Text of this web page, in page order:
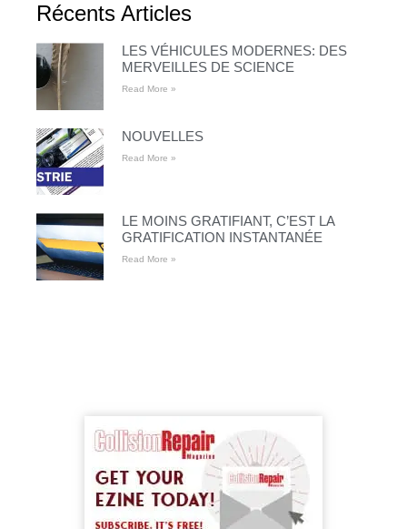
Récents Articles
LES VÉHICULES MODERNES: DES
MERVEILLES DE SCIENCE
Read More »
NOUVELLES
Read More »
LE MOINS GRATIFIANT, C’EST LA
GRATIFICATION INSTANTANÉE
Read More »